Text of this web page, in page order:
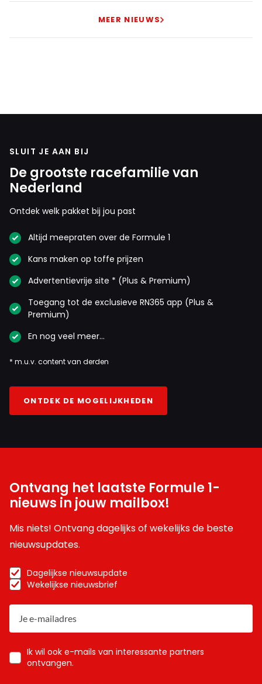
MEER NIEUWS
SLUIT JE AAN BIJ
De grootste racefamilie van
Nederland
Ontdek welk pakket bij jou past
Altijd meepraten over de Formule 1
Kans maken op toffe prijzen
Advertentievrije site * (Plus & Premium)
Toegang tot de exclusieve RN365 app (Plus &
Premium)
En nog veel meer…
* m.u.v. content van derden
ONTDEK DE MOGELIJKHEDEN
Ontvang het laatste Formule 1-
nieuws in jouw mailbox!
Mis niets! Ontvang dagelijks of wekelijks de beste
nieuwsupdates.
Dagelijkse nieuwsupdate
Wekelijkse nieuwsbrief
Ik wil ook e-mails van interessante partners
ontvangen.